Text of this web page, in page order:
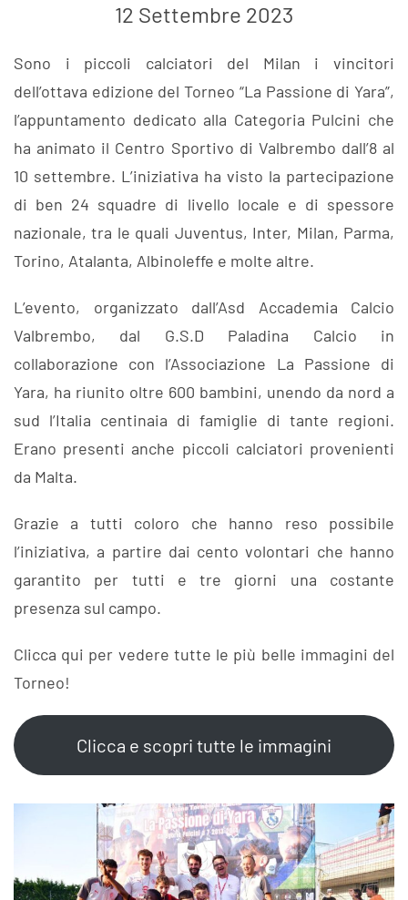
12 Settembre 2023
Sono i piccoli calciatori del Milan i vincitori
dell’ottava edizione del Torneo “La Passione di Yara”,
l’appuntamento dedicato alla Categoria Pulcini che
ha animato il Centro Sportivo di Valbrembo dall’8 al
10 settembre. L’iniziativa ha visto la partecipazione
di ben 24 squadre di livello locale e di spessore
nazionale, tra le quali Juventus, Inter, Milan, Parma,
Torino, Atalanta, Albinoleffe e molte altre.
L’evento, organizzato dall’Asd Accademia Calcio
Valbrembo, dal G.S.D Paladina Calcio in
collaborazione con l’Associazione La Passione di
Yara, ha riunito oltre 600 bambini, unendo da nord a
sud l’Italia centinaia di famiglie di tante regioni.
Erano presenti anche piccoli calciatori provenienti
da Malta.
Grazie a tutti coloro che hanno reso possibile
l’iniziativa, a partire dai cento volontari che hanno
garantito per tutti e tre giorni una costante
presenza sul campo.
Clicca qui per vedere tutte le più belle immagini del
Torneo!
Clicca e scopri tutte le immagini